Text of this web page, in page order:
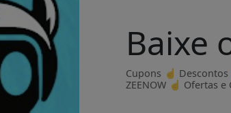
Baixe
Cupons ☝ Descontos
ZEENOW ☝ Ofertas e